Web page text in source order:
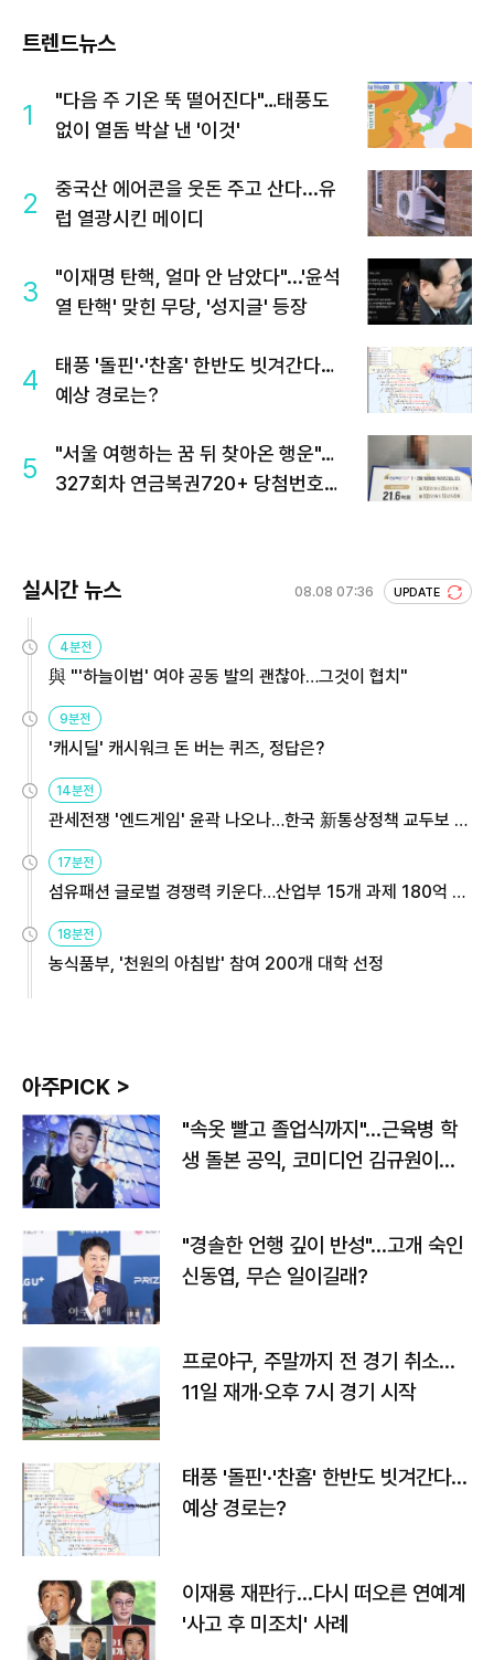
트렌드뉴스
1
"다음 주 기온 뚝 떨어진다"…태풍도
없이 열돔 박살 낸 '이것'
2
중국산 에어콘을 웃돈 주고 산다...유
럽 열광시킨 메이디
3
"이재명 탄핵, 얼마 안 남았다"...'윤석
열 탄핵' 맞힌 무당, '성지글' 등장
4
태풍 '돌핀'·'찬홈' 한반도 빗겨간다…
예상 경로는?
5
"서울 여행하는 꿈 뒤 찾아온 행운"…
327회차 연금복권720+ 당첨번호조
실시간 뉴스 08.08 07:36 UPDATE
4분전
與 "'하늘이법' 여야 공동 발의 괜찮아…그것이 협치"
9분전
'캐시딜' 캐시워크 돈 버는 퀴즈, 정답은?
14분전
관세전쟁 '엔드게임' 윤곽 나오나…한국 新통상정책 교두보 활
용해야
17분전
섬유패션 글로벌 경쟁력 키운다…산업부 15개 과제 180억 지
원
18분전
농식품부, '천원의 아침밥' 참여 200개 대학 선정
아주PICK >
"속옷 빨고 졸업식까지"…근육병 학
생 돌본 공익, 코미디언 김규원이었
"경솔한 언행 깊이 반성"…고개 숙인
신동엽, 무슨 일이길래?
프로야구, 주말까지 전 경기 취소…
11일 재개·오후 7시 경기 시작
태풍 '돌핀'·'찬홈' 한반도 빗겨간다…
예상 경로는?
이재룡 재판行…다시 떠오른 연예계
'사고 후 미조치' 사례